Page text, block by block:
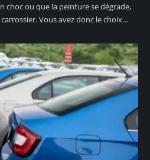
choc ou que la peinture se dégrade,
Vous avez donc le choix…